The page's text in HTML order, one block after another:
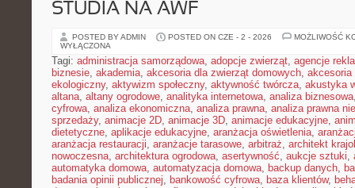
STUDIA NA AWF
POSTED BY ADMIN POSTED ON CZE - 2 - 2026
MOŻLIWOŚĆ
WYŁĄCZONA
Tagi: administracja samorządowa, adopcje zwierząt, agencje
biznesie, akademia, akcesoria dla zwierząt domowych, akcesoria
ekologiczny, aktywizm społeczny, aktywność twórcza, akustyka
altana, altany ogrodowe, analityka internetowa, analiza biznesowa
cyfrowa, analiza ekonomiczna, analiza prawna, analiza prawna
sprzedaży, animacje 2D, animacje 3D, animacje edukacyjne,
dietetyczne, aplikacje edukacyjne, aranżacja oświetlenia,
aranżacja restauracji, aranżacje tarasowe, arbitraż, architekt
nowoczesna, architektura ogrodowa, asertywność, aukcje sztuki,
automatyka domowa, automatyzacja domowa, backup danych,
badania opinii publicznej, bankowość cyfrowa, baza klientów,